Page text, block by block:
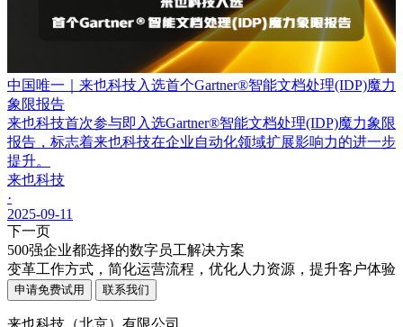
中国唯一｜来也科技入选首个Gartner®智能文档处理(IDP)魔力
象限报告
来也科技首次参与即入选Gartner®智能文档处理(IDP)魔力象限
报告，标志着来也科技在企业自动化领域扩展影响力的进一步
提升。
来也科技
·
2025-09-11
下一页
500强企业都选择的数字员工解决方案
变革工作方式，简化运营流程，优化人力资源，提升客户体验
申请免费试用 联系我们
来也科技（北京）有限公司